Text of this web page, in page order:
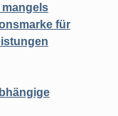
mangels
für